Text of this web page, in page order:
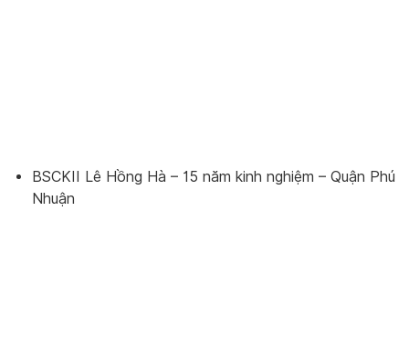
BSCKII Lê Hồng Hà – 15 năm kinh nghiệm – Quận Phú
Nhuận